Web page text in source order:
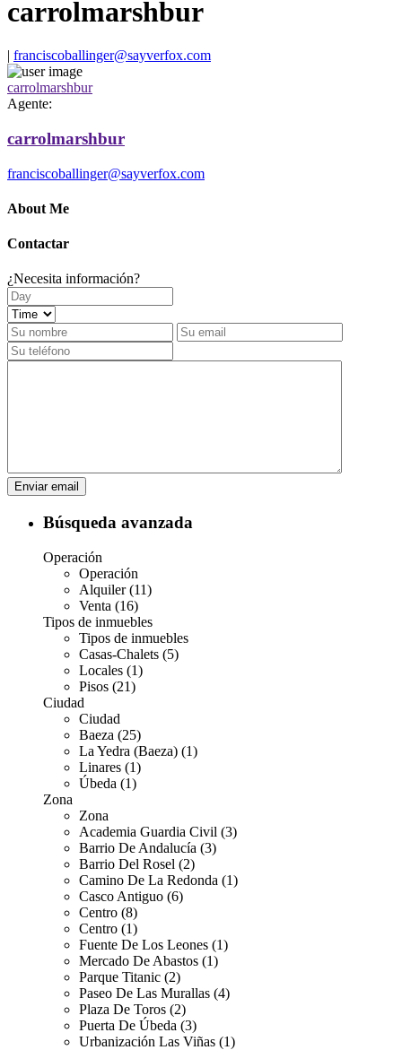
carrolmarshbur
| franciscoballinger@sayverfox.com
carrolmarshbur
Agente:
carrolmarshbur
franciscoballinger@sayverfox.com
About Me
Contactar
¿Necesita información?
Búsqueda avanzada
Operación
Operación
Alquiler (11)
Venta (16)
Tipos de inmuebles
Tipos de inmuebles
Casas-Chalets (5)
Locales (1)
Pisos (21)
Ciudad
Ciudad
Baeza (25)
La Yedra (Baeza) (1)
Linares (1)
Úbeda (1)
Zona
Zona
Academia Guardia Civil (3)
Barrio De Andalucía (3)
Barrio Del Rosel (2)
Camino De La Redonda (1)
Casco Antiguo (6)
Centro (8)
Centro (1)
Fuente De Los Leones (1)
Mercado De Abastos (1)
Parque Titanic (2)
Paseo De Las Murallas (4)
Plaza De Toros (2)
Puerta De Úbeda (3)
Urbanización Las Viñas (1)